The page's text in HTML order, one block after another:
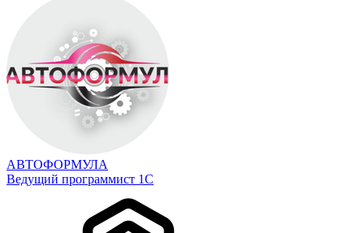
АВТОФОРМУЛА
Ведущий программист 1С